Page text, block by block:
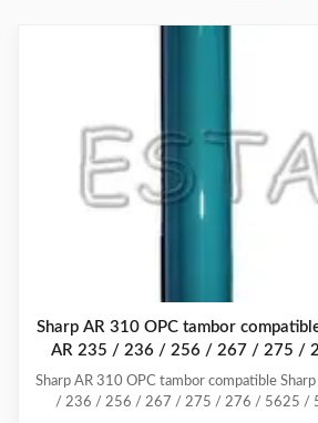
Sharp AR 310 OPC tambor
AR 235 / 236 / 256 / 267 / 275 /
5625 / 5631
Sharp AR 310 OPC tambor compatible
/ 236 / 256 / 267 / 275 / 276 / 5625 /